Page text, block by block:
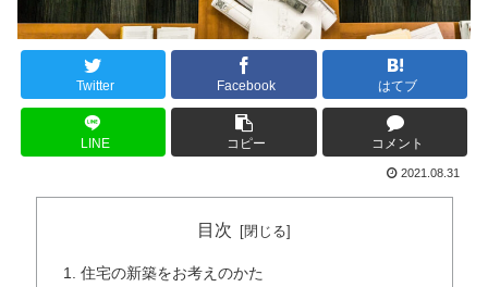
Twitter Facebook はてブ
LINE コピー コメント
2021.08.31
目次
住宅の新築をお考えのかた